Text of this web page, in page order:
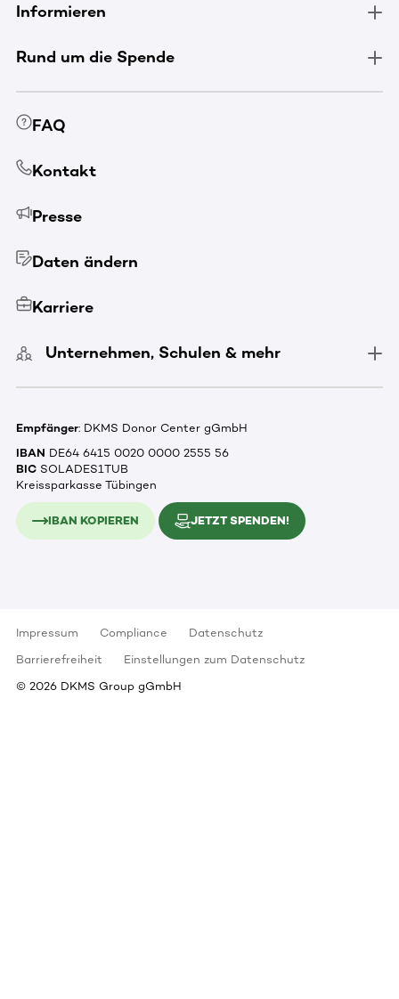
Informieren
Rund um die Spende
FAQ
Kontakt
Presse
Daten ändern
Karriere
Unternehmen, Schulen & mehr
Empfänger: DKMS Donor Center gGmbH
IBAN DE64 6415 0020 0000 2555 56
BIC SOLADES1TUB
Kreissparkasse Tübingen
IBAN KOPIEREN JETZT SPENDEN!
Impressum Compliance
Datenschutz
Barrierefreiheit
Einstellungen zum Datenschutz
© 2026 DKMS Group gGmbH